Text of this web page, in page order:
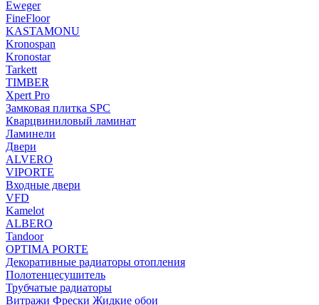
Eweger
FineFloor
KASTAMONU
Kronospan
Kronostar
Tarkett
TIMBER
Xpert Pro
Замковая плитка SPC
Кварцвиниловый ламинат
Ламинели
Двери
ALVERO
VIPORTE
Входные двери
VFD
Kamelot
ALBERO
Tandoor
OPTIMA PORTE
Декоративные радиаторы отопления
Полотенцесушитель
Трубчатые радиаторы
Витражи Фрески Жидкие обои